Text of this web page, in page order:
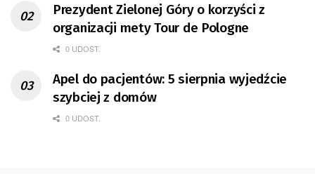
Prezydent Zielonej Góry o korzyści z
organizacji mety Tour de Pologne
0 UDOST.
Apel do pacjentów: 5 sierpnia wyjedźcie
szybciej z domów
0 UDOST.